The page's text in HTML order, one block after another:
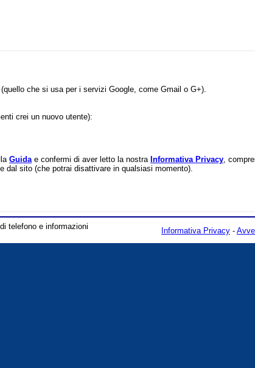
(quello che si usa per i servizi Google, come Gmail o G+).
crei un nuovo utente):
Guidae confermi di aver letto la nostra Informativa Privacy,
dal sito (che potrai disattivare in qualsiasi momento).
telefono e informazioni
Informativa Privacy -